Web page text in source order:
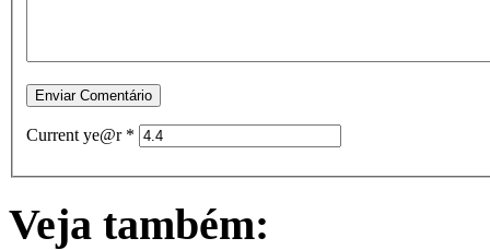
Current ye@r *
Veja também: